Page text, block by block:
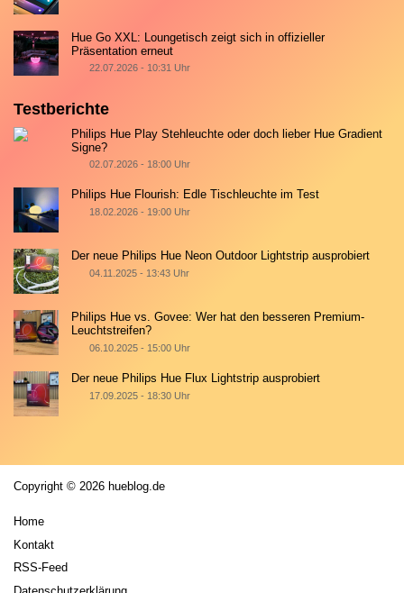
Hue Go XXL: Loungetisch zeigt sich in offizieller
Präsentation erneut
22.07.2026 - 10:31 Uhr
Testberichte
Philips Hue Play Stehleuchte oder doch lieber Hue Gradient
Signe?
02.07.2026 - 18:00 Uhr
Philips Hue Flourish: Edle Tischleuchte im Test
18.02.2026 - 19:00 Uhr
Der neue Philips Hue Neon Outdoor Lightstrip ausprobiert
04.11.2025 - 13:43 Uhr
Philips Hue vs. Govee: Wer hat den besseren Premium-
Leuchtstreifen?
06.10.2025 - 15:00 Uhr
Der neue Philips Hue Flux Lightstrip ausprobiert
17.09.2025 - 18:30 Uhr
Copyright © 2026 hueblog.de
Home
Kontakt
RSS-Feed